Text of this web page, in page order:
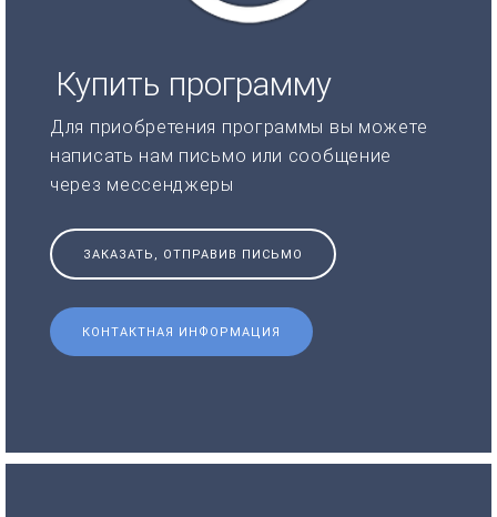
Купить программу
Для приобретения программы вы можете
написать нам письмо или сообщение
через мессенджеры
ЗАКАЗАТЬ, ОТПРАВИВ ПИСЬМО
КОНТАКТНАЯ ИНФОРМАЦИЯ